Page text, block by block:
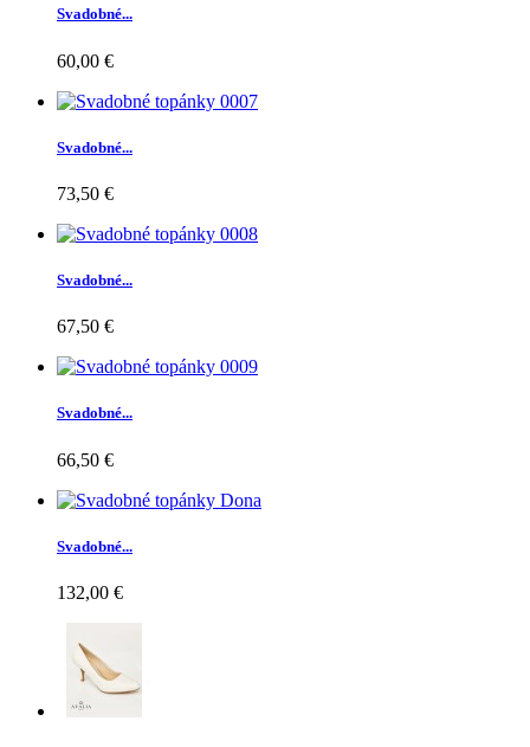
Svadobné...
60,00 €
Svadobné...
73,50 €
Svadobné...
67,50 €
Svadobné...
66,50 €
Svadobné...
132,00 €